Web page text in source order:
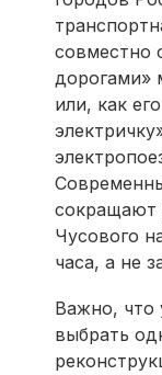
совместно
дорогами»
или, как
сокращают
Чусового
часа, а не
Важно, что
выбрать